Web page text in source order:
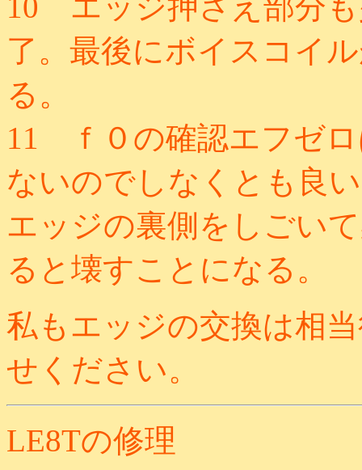
了。最後にボイスコイ
る。
11 ｆ０の確認エフゼ
ないのでしなくとも良
エッジの裏側をしごい
ると壊すことになる。
私もエッジの交換は相
せください。
LE8Tの修理